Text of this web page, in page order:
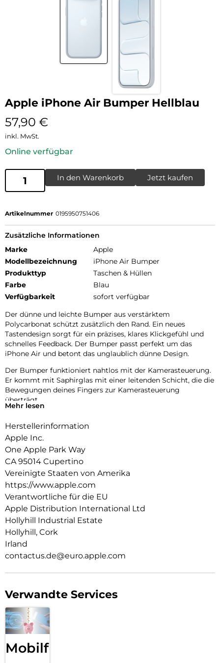
Apple iPhone Air Bumper Hellblau
57,90 €
inkl. MwSt.
Online verfügbar
In den Warenkorb Jetzt kaufen
Artikelnummer 0195950751406
Zusätzliche Informationen
Marke
Apple
Modellbezeichnung
iPhone Air Bumper
Produkttyp
Taschen & Hüllen
Farbe
Blau
Verfügbarkeit
sofort verfügbar
Der dünne und leichte Bumper aus verstärktem
Polycarbonat schützt zusätzlich den Rand. Ein neues
Tastendesign sorgt für ein präzises, klares Klickgefühl und
schnelles Feedback. Der Bumper passt perfekt um das
iPhone Air und betont das unglaublich dünne Design.
Der Bumper funktioniert nahtlos mit der Kamerasteuerung.
Er kommt mit Saphirglas mit einer leitenden Schicht, die die
Bewegungen deines Fingers zur Kamerasteuerung
überträgt.
Crossbody Band befestigen. So kannst du dein iPhone Air
einfach freihändig tragen.
Mehr lesen
Herstellerinformation
Apple Inc.
One Apple Park Way
CA 95014 Cupertino
Vereinigte Staaten von Amerika
https://www.apple.com
Verantwortliche für die EU
Apple Distribution International Ltd
Hollyhill Industrial Estate
Hollyhill, Cork
Irland
contactus.de@euro.apple.com
Verwandte Services
Mobilfunk